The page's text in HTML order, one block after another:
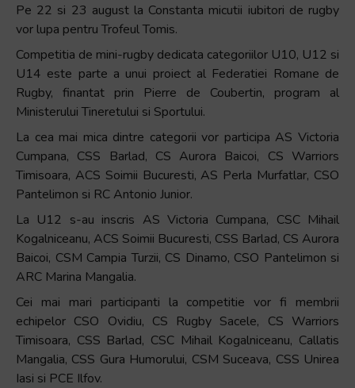
Pe 22 si 23 august la Constanta micutii iubitori de rugby
vor lupa pentru Trofeul Tomis.
Competitia de mini-rugby dedicata categoriilor U10, U12 si
U14 este parte a unui proiect al Federatiei Romane de
Rugby, finantat prin Pierre de Coubertin, program al
Ministerului Tineretului si Sportului.
La cea mai mica dintre categorii vor participa AS Victoria
Cumpana, CSS Barlad, CS Aurora Baicoi, CS Warriors
Timisoara, ACS Soimii Bucuresti, AS Perla Murfatlar, CSO
Pantelimon si RC Antonio Junior.
La U12 s-au inscris AS Victoria Cumpana, CSC Mihail
Kogalniceanu, ACS Soimii Bucuresti, CSS Barlad, CS Aurora
Baicoi, CSM Campia Turzii, CS Dinamo, CSO Pantelimon si
ARC Marina Mangalia.
Cei mai mari participanti la competitie vor fi membrii
echipelor CSO Ovidiu, CS Rugby Sacele, CS Warriors
Timisoara, CSS Barlad, CSC Mihail Kogalniceanu, Callatis
Mangalia, CSS Gura Humorului, CSM Suceava, CSS Unirea
Iasi si PCE Ilfov.